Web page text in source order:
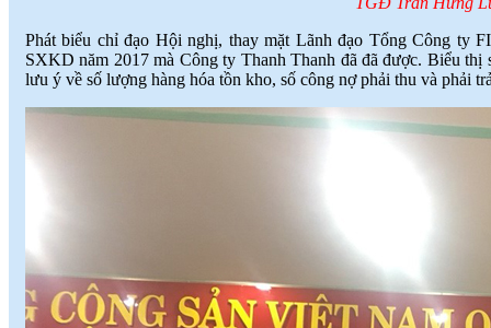
Phát biểu chỉ đạo Hội nghị, thay mặt Lãnh đạo Tổng Công ty
SXKD năm 2017 mà Công ty Thanh Thanh đã đã được. Biểu
lưu ý về số lượng hàng hóa tồn kho, số công nợ phải thu và phải